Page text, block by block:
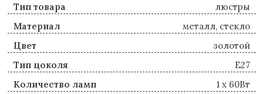
Тип товара
люстры
Материал
металл, стекло
Цвет
золотой
Тип цоколя
E27
Количество ламп
1 x 60Вт